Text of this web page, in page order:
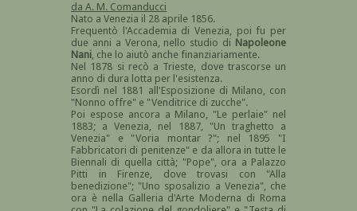
da A. M. Comanducci
Nato a Venezia il 28 aprile 1856.
Frequentò l'Accademia di Venezia, poi fu per
due anni a Verona, nello studio di Napoleone
Nani, che lo aiutò anche finanziariamente.
Nel 1878 si recò a Trieste, dove trascorse un
anno di dura lotta per l'esistenza.
Esordì nel 1881 all'Esposizione di Milano, con
"Nonno offre" e "Venditrice di zucche".
Poi espose ancora a Milano, "Le perlaie" nel
1883; a Venezia, nel 1887, "Un traghetto a
Venezia" e "Voria montar ?"; nel 1895 "I
Fabbricatori di penitenze" e da allora in tutte le
Biennali di quella città; "Pope", ora a Palazzo
Pitti in Firenze, dove trovasi con "Alla
benedizione"; "Uno sposalizio a Venezia", che
ora è nella Galleria d'Arte Moderna di Roma